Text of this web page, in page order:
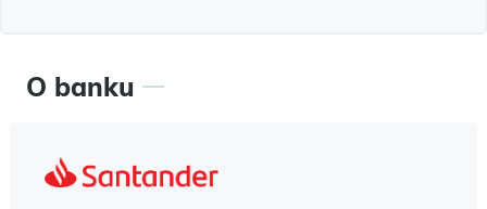
O banku